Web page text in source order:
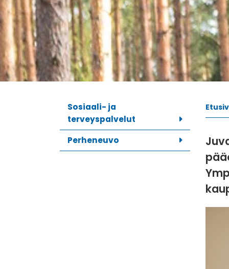
Sosiaali- ja
terveyspalvelut
Perheneuvo